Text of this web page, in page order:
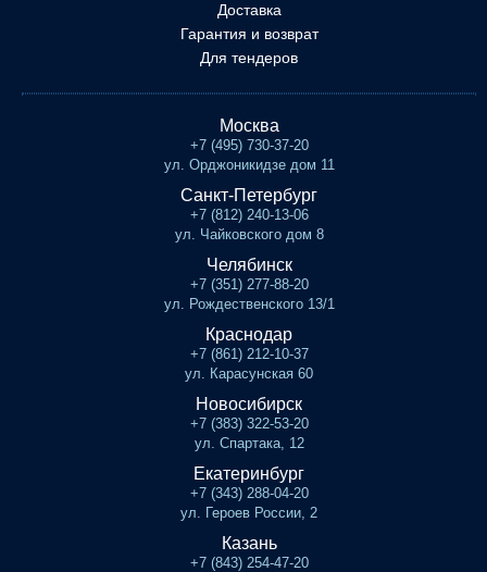
Доставка
Гарантия и возврат
Для тендеров
Москва
+7 (495) 730-37-20
ул. Орджоникидзе дом 11
Санкт-Петербург
+7 (812) 240-13-06
ул. Чайковского дом 8
Челябинск
+7 (351) 277-88-20
ул. Рождественского 13/1
Краснодар
+7 (861) 212-10-37
ул. Карасунская 60
Новосибирск
+7 (383) 322-53-20
ул. Спартака, 12
Екатеринбург
+7 (343) 288-04-20
ул. Героев России, 2
Казань
+7 (843) 254-47-20